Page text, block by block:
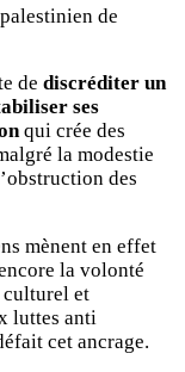
de
de discréditer un
ses
qui crée des
la modestie
des
mènent en effet
la volonté
culturel et
luttes anti
cet ancrage.